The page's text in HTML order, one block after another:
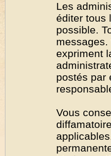
Les
éditer tous
possible.
expriment
postés par
Vous